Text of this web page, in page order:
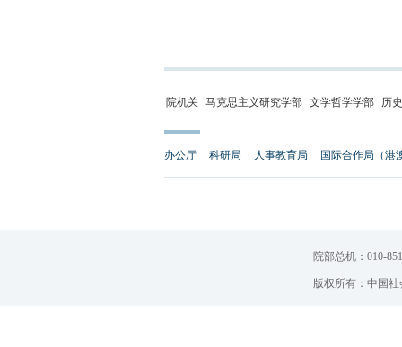
院机关 马克思主义研究学部 文学哲学学部 历
办公厅 科研局 人事教育局 国际合作局（港
院部总机：010-
版权所有：中国